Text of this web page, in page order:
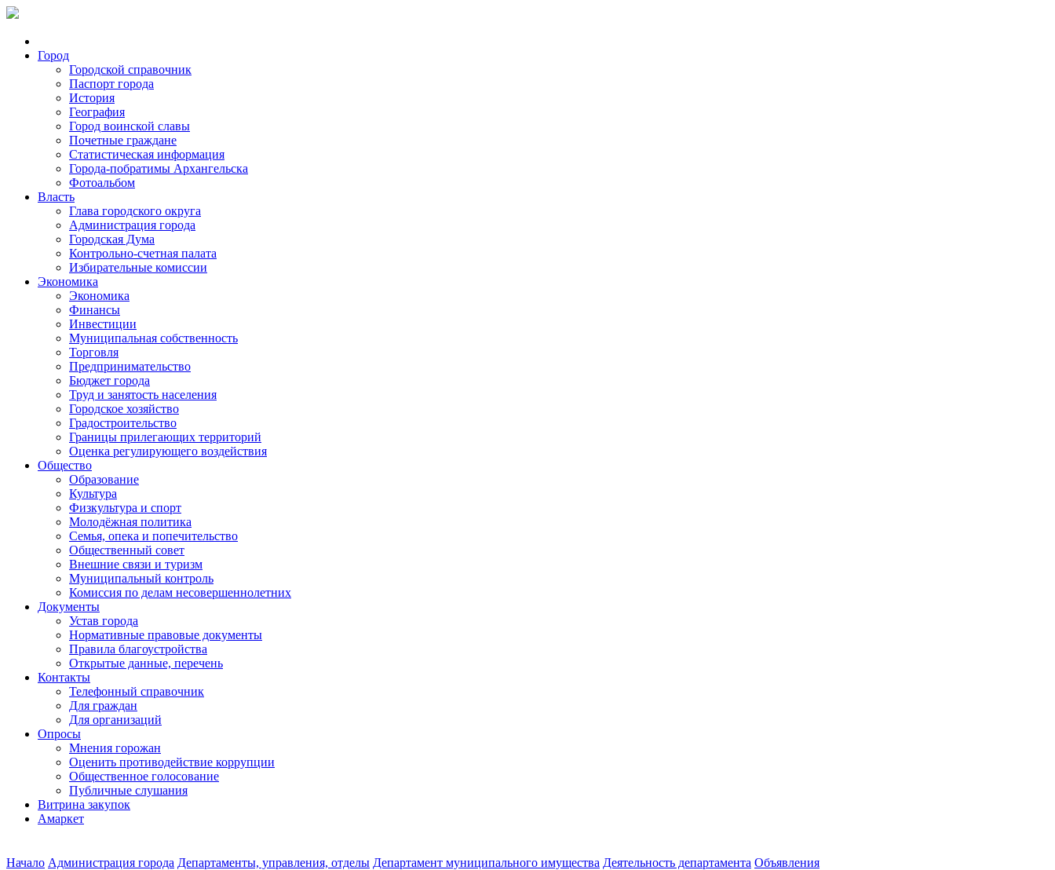
Город
Городской справочник
Паспорт города
История
География
Город воинской славы
Почетные граждане
Статистическая информация
Города-побратимы Архангельска
Фотоальбом
Власть
Глава городского округа
Администрация города
Городская Дума
Контрольно-счетная палата
Избирательные комиссии
Экономика
Экономика
Финансы
Инвестиции
Муниципальная собственность
Торговля
Предпринимательство
Бюджет города
Труд и занятость населения
Городское хозяйство
Градостроительство
Границы прилегающих территорий
Оценка регулирующего воздействия
Общество
Образование
Культура
Физкультура и спорт
Молодёжная политика
Семья, опека и попечительство
Общественный совет
Внешние связи и туризм
Муниципальный контроль
Комиссия по делам несовершеннолетних
Документы
Устав города
Нормативные правовые документы
Правила благоустройства
Открытые данные, перечень
Контакты
Телефонный справочник
Для граждан
Для организаций
Опросы
Мнения горожан
Оценить противодействие коррупции
Общественное голосование
Публичные слушания
Витрина закупок
Амаркет
Начало Администрация города Департаменты, управления, отделы Департамент муниципального имущества Деятельность департамента Объявления